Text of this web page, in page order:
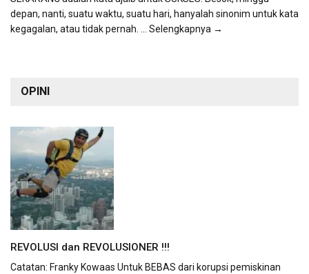
depan, nanti, suatu waktu, suatu hari, hanyalah sinonim untuk kata
kegagalan, atau tidak pernah.
... Selengkapnya →
OPINI
REVOLUSI dan REVOLUSIONER !!!
Catatan: Franky Kowaas Untuk BEBAS dari korupsi pemiskinan